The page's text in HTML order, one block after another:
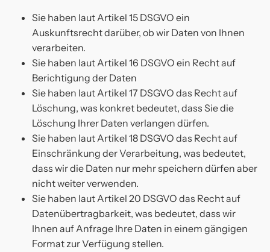
Sie haben laut Artikel 15 DSGVO ein
Auskunftsrecht darüber, ob wir Daten von Ihnen
verarbeiten.
Sie haben laut Artikel 16 DSGVO ein Recht auf
Berichtigung der Daten
Sie haben laut Artikel 17 DSGVO das Recht auf
Löschung, was konkret bedeutet, dass Sie die
Löschung Ihrer Daten verlangen dürfen.
Sie haben laut Artikel 18 DSGVO das Recht auf
Einschränkung der Verarbeitung, was bedeutet,
dass wir die Daten nur mehr speichern dürfen aber
nicht weiter verwenden.
Sie haben laut Artikel 20 DSGVO das Recht auf
Datenübertragbarkeit, was bedeutet, dass wir
Ihnen auf Anfrage Ihre Daten in einem gängigen
Format zur Verfügung stellen.